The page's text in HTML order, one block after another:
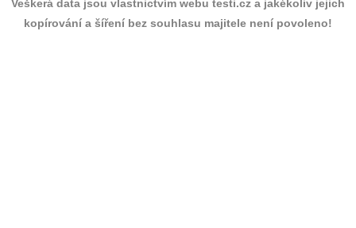
Veškerá data jsou vlastnictvím webu testi.cz a jakékoliv jejich
kopírování a šíření bez souhlasu majitele není povoleno!